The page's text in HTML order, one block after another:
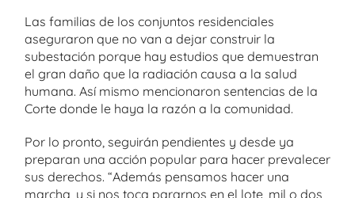
Las familias de los conjuntos residenciales
aseguraron que no van a dejar construir la
subestación porque hay estudios que demuestran
el gran daño que la radiación causa a la salud
humana. Así mismo mencionaron sentencias de la
Corte donde le haya la razón a la comunidad.
Por lo pronto, seguirán pendientes y desde ya
preparan una acción popular para hacer prevalecer
sus derechos. “Además pensamos hacer una
marcha, y si nos toca pararnos en el lote, mil o dos